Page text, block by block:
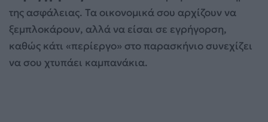
της ασφάλειας. Τα οικονομικά σου αρχίζουν να
ξεμπλοκάρουν, αλλά να είσαι σε εγρήγορση,
καθώς κάτι «περίεργο» στο παρασκήνιο συνεχίζει
να σου χτυπάει καμπανάκια.